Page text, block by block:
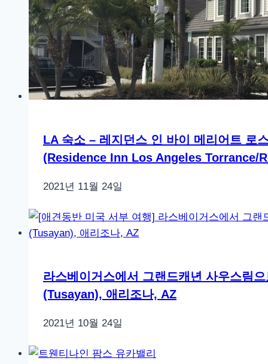
LA 숙소 – 레지던스 인 바이 메리어트 로
(Residence Inn Los Angeles Torrance/
2021년 11월 24일
라스베이거스에서 그랜드캐년 사우스림
(Tusayan), 애리조나, AZ
2021년 10월 24일